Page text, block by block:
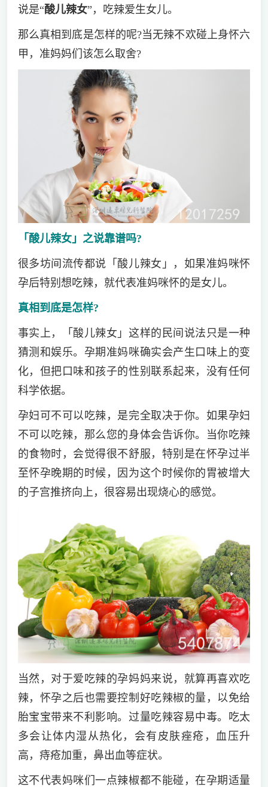
说是“酸儿辣女”，吃辣爱生女儿。
那么真相到底是怎样的呢?当无辣不欢碰上身怀六
甲，准妈妈们该怎么取舍?
「酸儿辣女」之说靠谱吗?
很多坊间流传都说「酸儿辣女」，如果准妈咪怀
孕后特别想吃辣，就代表准妈咪怀的是女儿。
真相到底是怎样?
事实上，「酸儿辣女」这样的民间说法只是一种
猜测和娱乐。孕期准妈咪确实会产生口味上的变
化，但把口味和孩子的性别联系起来，没有任何
科学依据。
孕妇可不可以吃辣，是完全取决于你。如果孕妇
不可以吃辣，那么您的身体会告诉你。当你吃辣
的食物时，会觉得很不舒服，特别是在怀孕过半
至怀孕晚期的时候，因为这个时候你的胃被增大
的子宫推挤向上，很容易出现烧心的感觉。
当然，对于爱吃辣的孕妈妈来说，就算再喜欢吃
辣，怀孕之后也需要控制好吃辣椒的量，以免给
胎宝宝带来不利影响。过量吃辣容易中毒。吃太
多会让体内湿从热化，会有皮肤痤疮，血压升
高，痔疮加重，鼻出血等症状。
这不代表妈咪们一点辣椒都不能碰，在孕期适量